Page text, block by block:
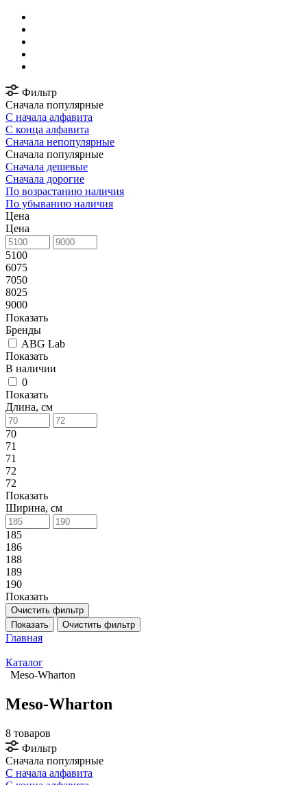
Фильтр
Сначала популярные
С начала алфавита
С конца алфавита
Сначала непопулярные
Сначала популярные
Сначала дешевые
Сначала дорогие
По возрастанию наличия
По убыванию наличия
Цена
Цена
5100
6075
7050
8025
9000
Показать
Бренды
ABG Lab
Показать
В наличии
0
Показать
Длина, см
70
71
71
72
72
Показать
Ширина, см
185
186
188
189
190
Показать
Очистить фильтр
Показать
Очистить фильтр
Главная
Каталог
Meso-Wharton
Meso-Wharton
8 товаров
Фильтр
Сначала популярные
С начала алфавита